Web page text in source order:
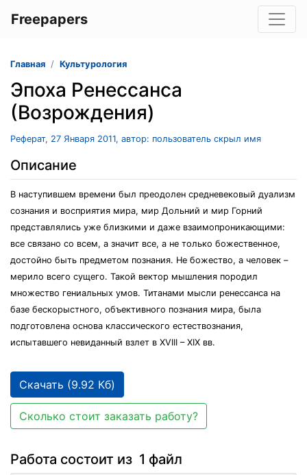
Freepapers
Главная Культурология
Эпоха Ренессанса
(Возрождения)
Реферат, 27 Января 2011, автор: пользователь скрыл имя
Описание
В наступившем времени был преодолен средневековый дуализм
сознания и восприятия мира, мир Дольний и мир Горний
представлялись уже близкими и даже взаимопроникающими:
все связано со всем, а значит все, а не только божественное,
достойно быть предметом познания. Не божество, а человек –
мерило всего сущего. Такой вектор мышления породил
множество гениальных умов. Титанами мысли ренессанса на
базе бескорыстного, объективного познания мира, была
подготовлена основа классического естествознания,
испытавшего невиданный взлет в XVIII – XIX вв.
Скачать (9.92 Кб)
Сколько стоит заказать работу?
Работа состоит из 1 файл